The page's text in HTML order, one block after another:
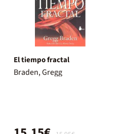
El tiempo fractal
Braden, Gregg